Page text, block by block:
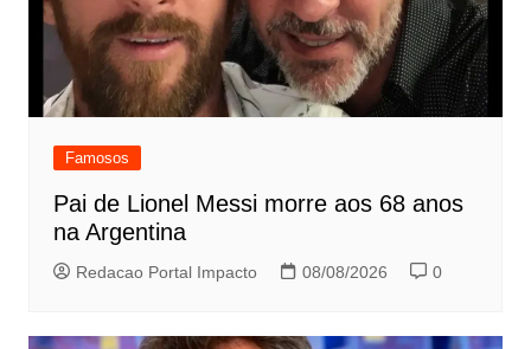
Famosos
Pai de Lionel Messi morre aos 68 anos
na Argentina
Redacao Portal Impacto 08/08/2026 0